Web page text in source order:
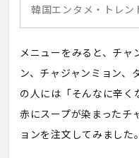
韓国エンタメ・トレ
メニューをみると、チャ
ン、チャジャンミョン、
の人には「そんなに辛く
赤にスープが染まったチ
ョンを注文してみました。